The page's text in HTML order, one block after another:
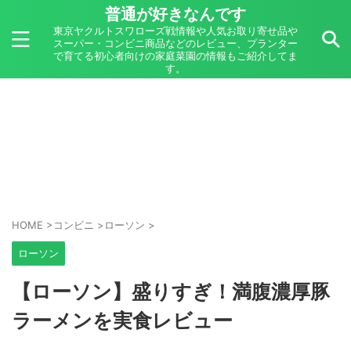
普通が好きなんです
東京ヤクルトスワローズ戦情報や人気お取り寄せ品や
スーパー・コンビニ商品などのレビュー、プランター
で育てる初心者向けの家庭菜園の情報もご紹介してま
す。
HOME >コンビニ >ローソン >
ローソン
【ローソン】盛りすぎ！満腹濃厚豚
ラーメンを実食レビュー